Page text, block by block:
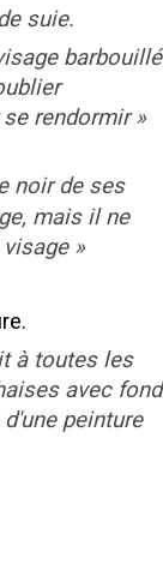
suie.
barbouillé
rendormir »
noir de ses
mais il ne
»
à toutes les
avec
peinture